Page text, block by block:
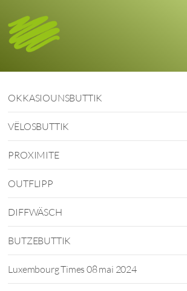
OKKASIOUNSBUTTIK
VËLOSBUTTIK
PROXIMITE
OUTFLIPP
DIFFWÄSCH
BUTZEBUTTIK
Luxembourg Times 08 mai 2024